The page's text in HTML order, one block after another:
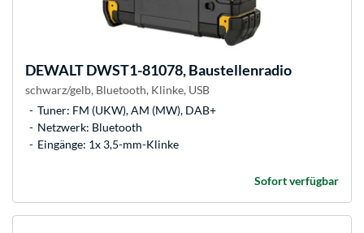
DEWALTDWST1-81078, Baustellenradio
schwarz/gelb, Bluetooth, Klinke, USB
Tuner: FM (UKW), AM (MW), DAB+
Netzwerk: Bluetooth
Eingänge: 1x 3,5-mm-Klinke
Sofort verfügbar